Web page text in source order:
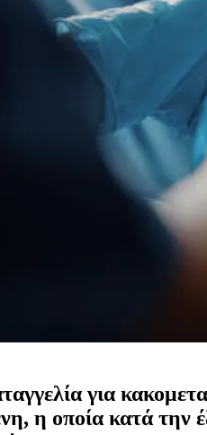
για
η οποία κατά την